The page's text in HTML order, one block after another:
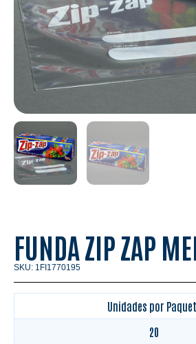
FUNDA ZIP ZAP
SKU: 1FI1770195
Unidades por
20